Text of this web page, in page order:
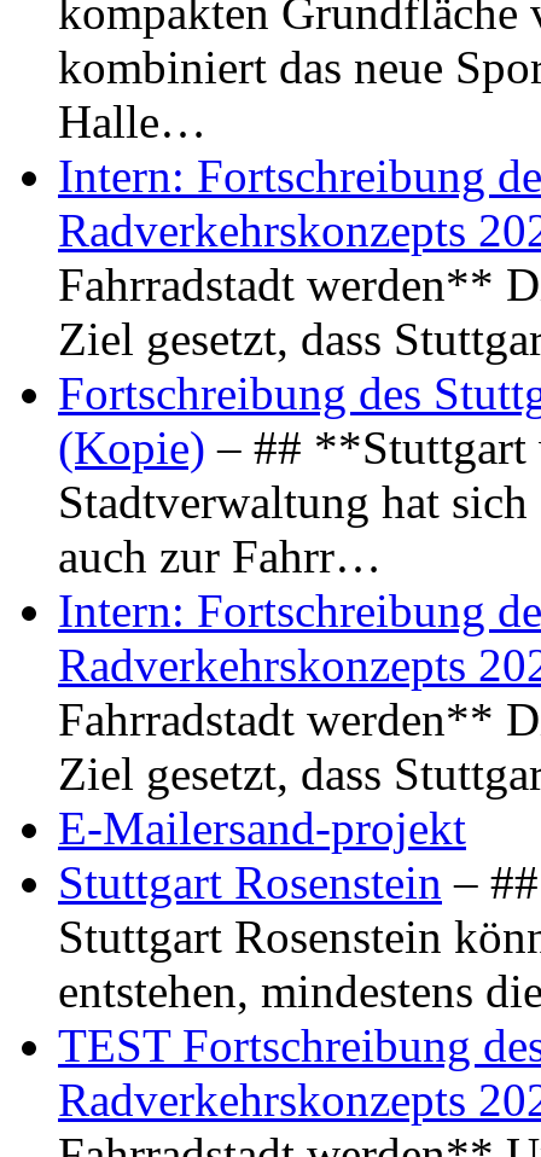
kompakten Grundfläche
kombiniert das neue
Halle…
Intern: Fortschreibung
Radverkehrskonzepts
Fahrradstadt werden**
Ziel gesetzt, dass
Fortschreibung des
(Kopie) – ## **Stuttgart
Stadtverwaltung hat
auch zur Fahrr…
Intern: Fortschreibung
Radverkehrskonzepts
Fahrradstadt werden**
Ziel gesetzt, dass
E-Mailersand-projekt
Stuttgart Rosenstein –
Stuttgart Rosenstein
entstehen, mindestens
TEST Fortschreibung
Radverkehrskonzepts